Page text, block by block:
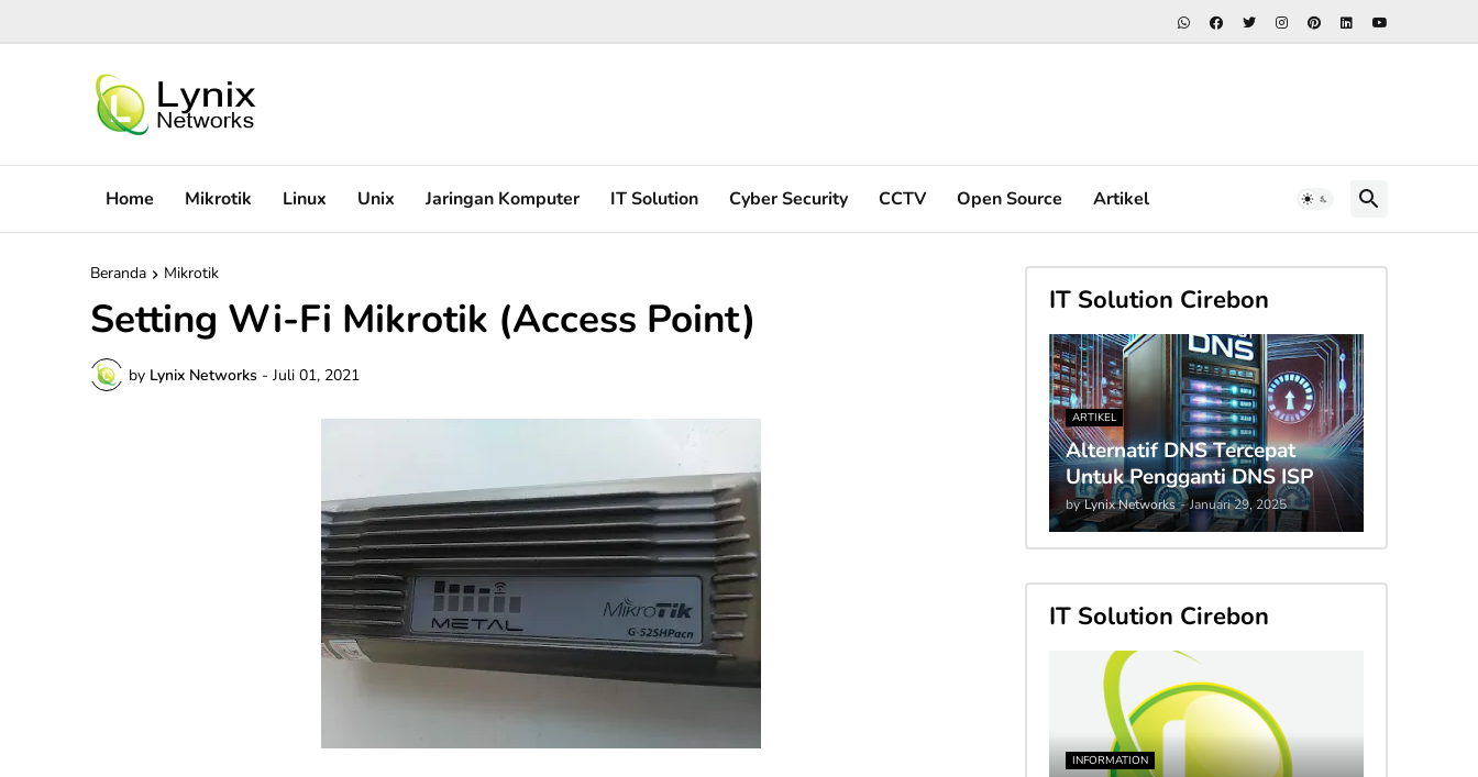
Home Mikrotik Linux Unix Jaringan Komputer IT Solution Cyber Security CCTV Open Source Artikel
Beranda Mikrotik
Setting Wi-Fi Mikrotik (Access Point)
by Lynix Networks - Juli 01, 2021
IT Solution Cirebon
ARTIKEL
Alternatif DNS Tercepat
Untuk Pengganti DNS ISP
by Lynix Networks - Januari 29, 2025
IT Solution Cirebon
INFORMATION